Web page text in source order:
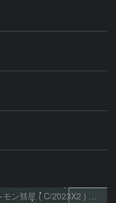
レモン彗星 ( C/2023X2 ) の予報位置：2026/05/29